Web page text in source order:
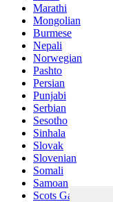
Marathi
Mongolian
Burmese
Nepali
Norwegian
Pashto
Persian
Punjabi
Serbian
Sesotho
Sinhala
Slovak
Slovenian
Somali
Samoan
Scots Gaelic